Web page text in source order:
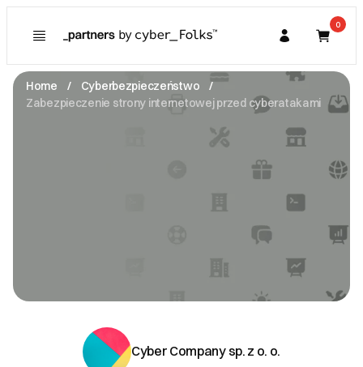
Kupujący
0
Home
Cyberbezpieczeństwo
Zabezpieczenie strony internetowej przed cyberatakami
Cyber Company sp. z o. o.
Poznaj
Prawa konsumenta
O Partnerze